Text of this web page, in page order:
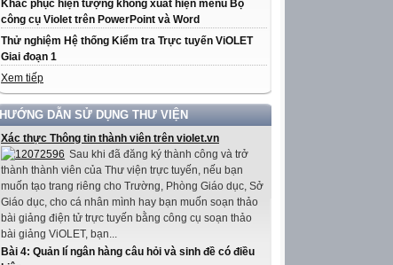
Khắc phục hiện tượng không xuất hiện menu Bộ
công cụ Violet trên PowerPoint và Word
Thử nghiệm Hệ thống Kiểm tra Trực tuyến ViOLET
Giai đoạn 1
Xem tiếp
HƯỚNG DẪN SỬ DỤNG THƯ VIỆN
Xác thực Thông tin thành viên trên violet.vn
Sau khi đã đăng ký thành công và trở
thành thành viên của Thư viện trực tuyến, nếu bạn
muốn tạo trang riêng cho Trường, Phòng Giáo dục, Sở
Giáo dục, cho cá nhân mình hay bạn muốn soạn thảo
bài giảng điện tử trực tuyến bằng công cụ soạn thảo
bài giảng ViOLET, bạn...
Bài 4: Quản lí ngân hàng câu hỏi và sinh đề có điều